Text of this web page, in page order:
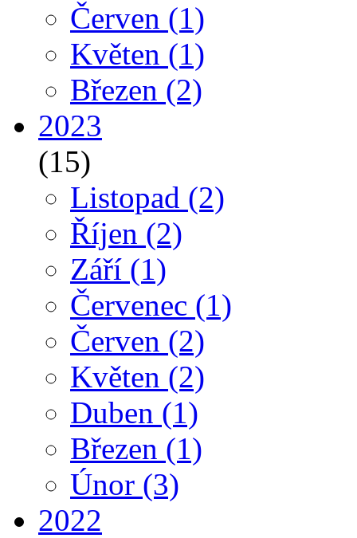
Červen (1)
Květen (1)
Březen (2)
2023
(15)
Listopad (2)
Říjen (2)
Září (1)
Červenec (1)
Červen (2)
Květen (2)
Duben (1)
Březen (1)
Únor (3)
2022